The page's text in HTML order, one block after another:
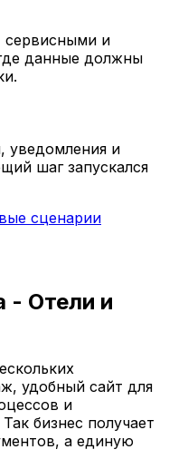
сервисными и
данные должны
уведомления и
шаг запускался
сценарии
- Отели и
удобный сайт для
и
бизнес получает
а единую